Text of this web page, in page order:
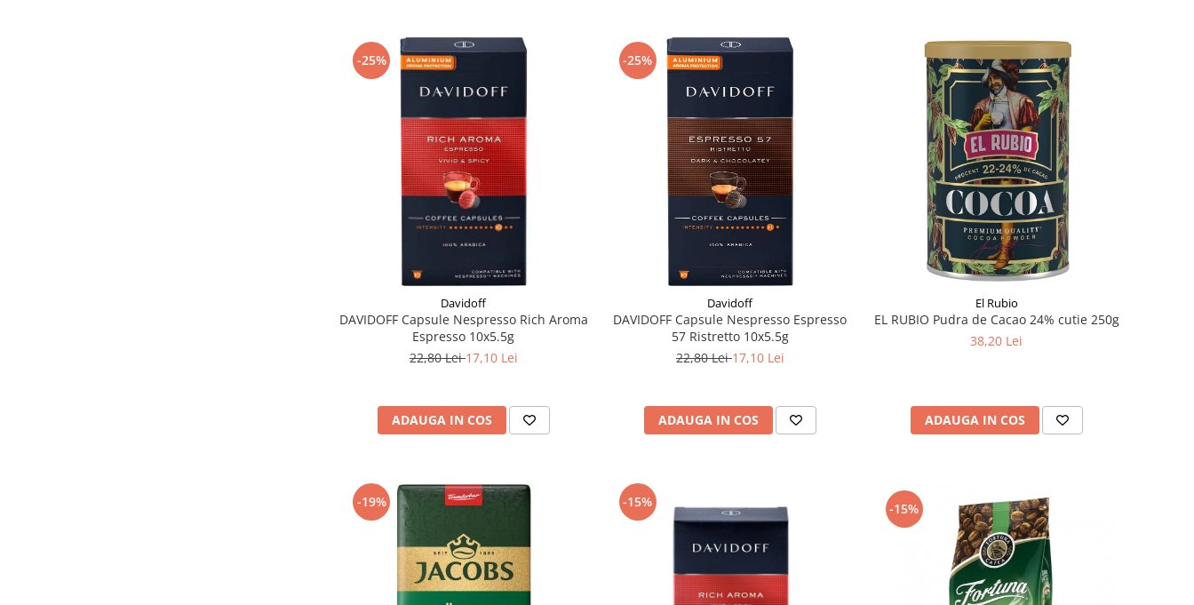
-25%
Davidoff
DAVIDOFF Capsule Nespresso Rich Aroma
Espresso 10x5.5g
22,80 Lei17,10 Lei
ADAUGA IN COS
-25%
Davidoff
DAVIDOFF Capsule Nespresso Espresso
57 Ristretto 10x5.5g
22,80 Lei17,10 Lei
ADAUGA IN COS
El Rubio
EL RUBIO Pudra de Cacao 24% cutie 250g
38,20 Lei
ADAUGA IN COS
-19% -15% -15%